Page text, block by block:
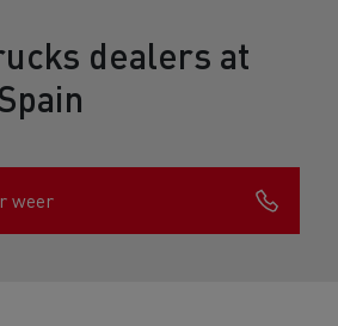
dealers at
weer